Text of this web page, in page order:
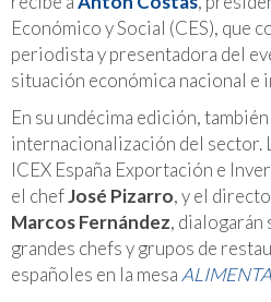
Económico y Social (CES), que
periodista y presentadora del
situación económica nacional e
En su undécima edición,
internacionalización del sector.
ICEX España Exportación e
el chefJosé Pizarro, y el
Marcos Fernández, dialogarán
grandes chefs y grupos de
españoles en la mesa